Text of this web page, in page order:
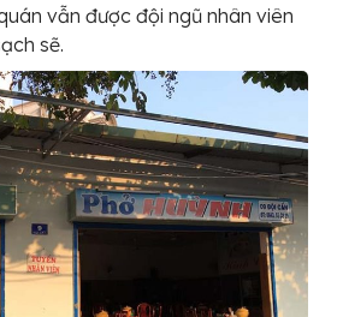
vẫn được đội ngũ nhân viên
sẽ.